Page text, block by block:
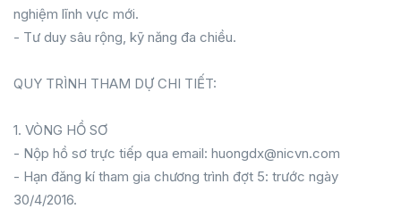
nghiệm lĩnh vực mới.
- Tư duy sâu rộng, kỹ năng đa chiều.
QUY TRÌNH THAM DỰ CHI TIẾT:
1. VÒNG HỒ SƠ
- Nộp hồ sơ trực tiếp qua email: huongdx@nicvn.com
- Hạn đăng kí tham gia chương trình đợt 5: trước ngày
30/4/2016.